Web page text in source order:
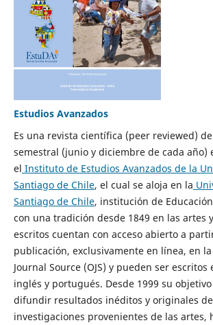
Estudios Avanzados
Es una revista científica (peer reviewed)
semestral (junio y diciembre de cada año)
el Instituto de Estudios Avanzados de la
Santiago de Chile, el cual se aloja en la
Santiago de Chile, institución de
con una tradición desde 1849 en las artes
escritos cuentan con acceso abierto a
publicación, exclusivamente en línea, en
Journal Source (OJS) y pueden ser escritos
inglés y portugués. Desde 1999 su
difundir resultados inéditos y originales de
investigaciones provenientes de las artes,